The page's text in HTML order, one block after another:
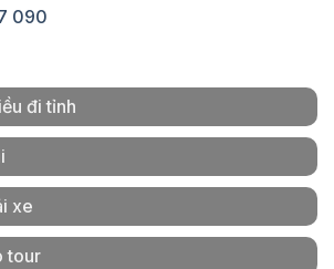
090
đi tỉnh
xe
tour